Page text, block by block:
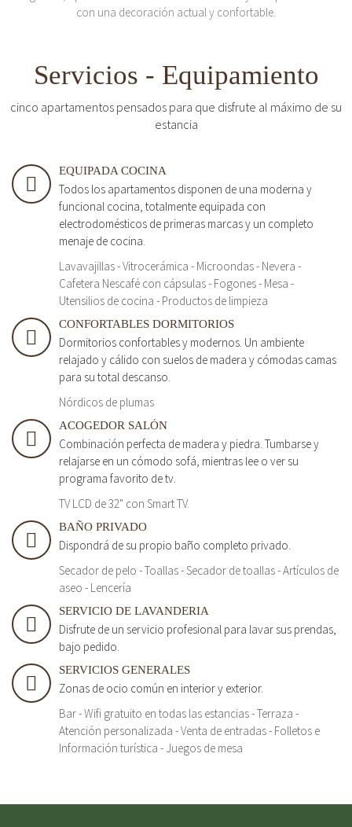
con una decoración actual y confortable.
Servicios - Equipamiento
cinco apartamentos pensados para que disfrute al máximo de su
estancia
EQUIPADA COCINA
Todos los apartamentos disponen de una moderna y
funcional cocina, totalmente equipada con
electrodomésticos de primeras marcas y un completo
menaje de cocina.
Lavavajillas - Vitrocerámica - Microondas - Nevera -
Cafetera Nescafé con cápsulas - Fogones - Mesa -
Utensilios de cocina - Productos de limpieza
CONFORTABLES DORMITORIOS
Dormitorios confortables y modernos. Un ambiente
relajado y cálido con suelos de madera y cómodas camas
para su total descanso.
Nórdicos de plumas
ACOGEDOR SALÓN
Combinación perfecta de madera y piedra. Tumbarse y
relajarse en un cómodo sofá, mientras lee o ver su
programa favorito de tv.
TV LCD de 32" con Smart TV.
BAÑO PRIVADO
Dispondrá de su propio baño completo privado.
Secador de pelo - Toallas - Secador de toallas - Artículos de
aseo - Lencería
SERVICIO DE LAVANDERIA
Disfrute de un servicio profesional para lavar sus prendas,
bajo pedido.
SERVICIOS GENERALES
Zonas de ocio común en interior y exterior.
Bar - Wifi gratuito en todas las estancias - Terraza -
Atención personalizada - Venta de entradas - Folletos e
Información turística - Juegos de mesa